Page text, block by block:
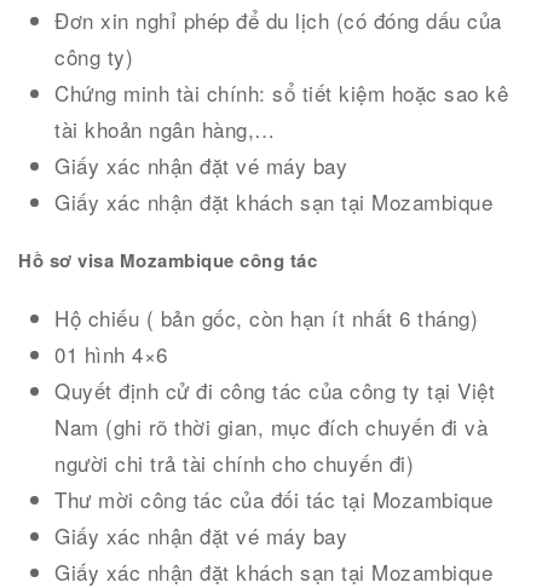
Đơn xin nghỉ phép để du lịch (có đóng dấu của
công ty)
Chứng minh tài chính: sổ tiết kiệm hoặc sao kê
tài khoản ngân hàng,…
Giấy xác nhận đặt vé máy bay
Giấy xác nhận đặt khách sạn tại Mozambique
Hồ sơ visa Mozambique công tác
Hộ chiếu ( bản gốc, còn hạn ít nhất 6 tháng)
01 hình 4×6
Quyết định cử đi công tác của công ty tại Việt
Nam (ghi rõ thời gian, mục đích chuyến đi và
người chi trả tài chính cho chuyến đi)
Thư mời công tác của đối tác tại Mozambique
Giấy xác nhận đặt vé máy bay
Giấy xác nhận đặt khách sạn tại Mozambique